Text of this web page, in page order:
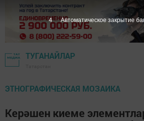
ТУГАНАЙЛАР
ЭТНОГРАФИЧЕСКАЯ МОЗАИКА
Керәшен киеме
3 Автоматическое закрытие